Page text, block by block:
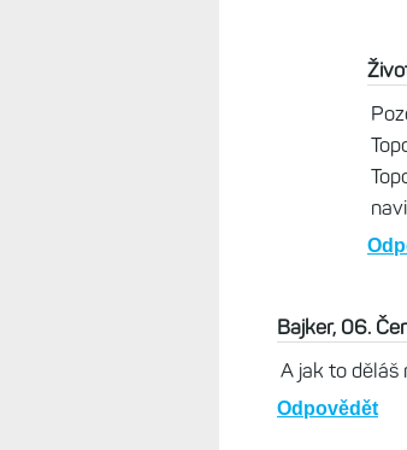
Bajker, 06.
A jak to děláš
Odpovědět